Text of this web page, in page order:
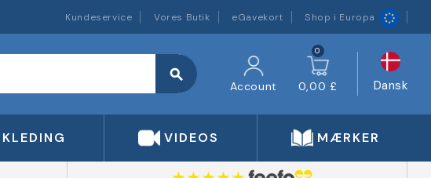
Kundeservice Vores Butik eGavekort Shop i Europa
search
Account
0
0,00 £ Dansk
VIDEOS MÆRKER